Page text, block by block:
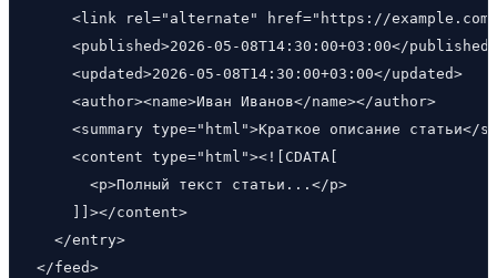
<link rel="alternate" href="https://
    <published>2026-05-08T14:30:00+03:00</published>
    <updated>2026-05-08T14:30:00+03:00</updated>
    <author><name>Иван Иванов</name></author>
<summary type="html">Краткое описание статьи</
    <content type="html"><![CDATA[
      <p>Полный текст статьи...</p>
    ]]></content>
  </entry>
</feed>